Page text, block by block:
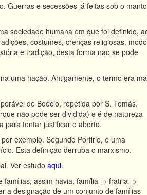
Guerras e secessões já feitas sob o manto
sociedade humana em que foi definido,
costumes, crenças religiosas,
e tradição, desta forma não se pode
uma nação. Antigamente, o termo era
de Boécio, repetida por S. Tomás.
não pode ser dividida) e é de natureza
para tentar justificar o aborto.
exemplo. Segundo Porfirio, é uma
Esta definição derruba o marxismo.
Ver estudo aqui.
assim havia: família -> fratria ->
a designação de um conjunto de famílias